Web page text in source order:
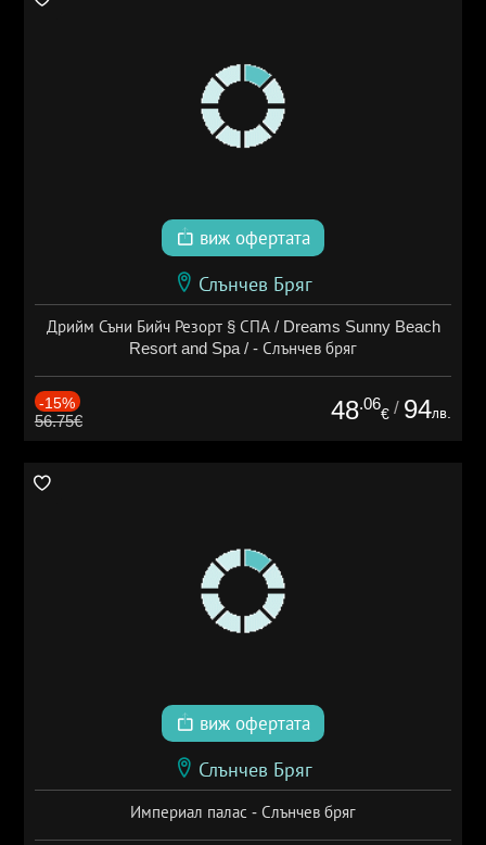
виж офертата
Слънчев Бряг
Дрийм Съни Бийч Резорт § СПА / Dreams Sunny Beach
Resort and Spa / - Слънчев бряг
-15%
56.75€ 48.06
€ / 94лв.
виж офертата
Слънчев Бряг
Империал палас - Слънчев бряг